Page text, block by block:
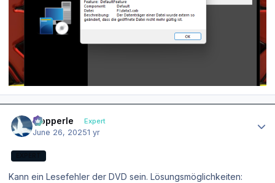
mopperle Expert
June 26, 20251 yr
Kann ein Lesefehler der DVD sein. Lösungsmöglichkeiten: